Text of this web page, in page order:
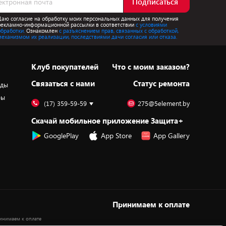
согласие на обработку моих персональных данных для получения
информационной рассылки в соответствиис условиями
Ознакомлен с разъяснением прав, связанных с обработкой,
их реализации, последствиями дачи согласия или отказа.
Клуб покупателей
Cвязаться с нами
Что с моим заказом?
Статус ремонта
(17) 359-59-59 275@5element.by
Скачай мобильное приложение Защита+
GooglePlay App Store App Gallery
Принимаем к оплате